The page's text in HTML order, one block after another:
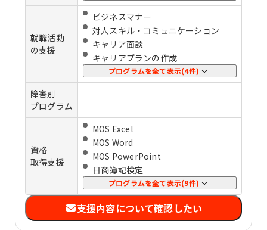
パソコンの基礎スキル
事務スキル
在宅ワークスキル
会計・経理
プログラミング
HTML・CSS
Webデザイン
イラスト
ライティング
動画編集
マーケティング
データ分析
Photoshop
Illustrator
就職活動
の支援
ビジネスマナー
対人スキル・コミュニケーション
キャリア⾯談
キャリアプランの作成
応募書類添削
⾯接練習
プログラムを全て表示(4件)
障害別
プログラム
資格
取得支援
MOS Excel
MOS Word
MOS PowerPoint
日商簿記検定
介護福祉士
ビジネス会計基礎
TOEIC
ITパスポート
プログラムを全て表示(9件)
支援内容について確認したい